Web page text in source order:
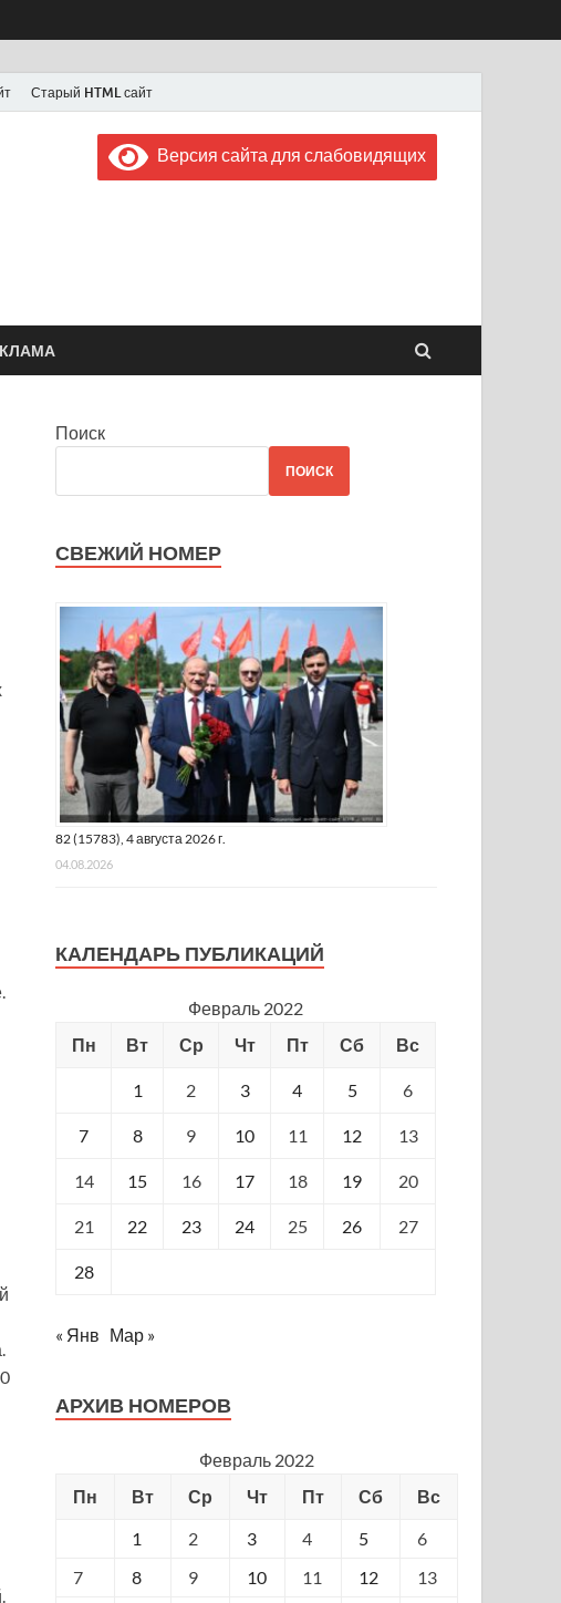
Старый HTML сайт
"Советская Россия"
с июля 1956 года
Версия сайта для слабовидящих
Поиск
ПОИСК
СВЕЖИЙ НОМЕР
82 (15783), 4 августа 2026 г.
04.08.2026
КАЛЕНДАРЬ ПУБЛИКАЦИЙ
Февраль 2022
Пн
Вт Ср Чт Пт Сб Вс
1 2 3 4 5 6
7 8 9 10 11 12 13
14 15 16 17 18 19 20
21 22 23 24 25 26 27
28
« Янв Мар »
АРХИВ НОМЕРОВ
Февраль 2022
Пн
Вт Ср Чт Пт Сб
Вс
1
2 3 4 5
6
7
8 9 10 11 12
13